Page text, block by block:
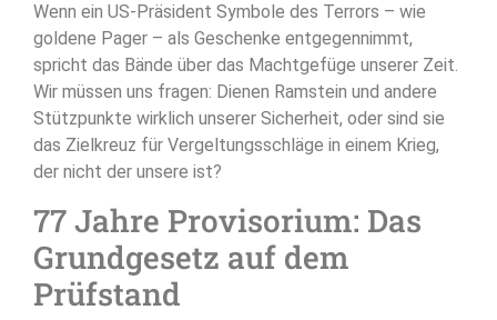
Wenn ein US-Präsident Symbole des Terrors – wie
goldene Pager – als Geschenke entgegennimmt,
spricht das Bände über das Machtgefüge unserer Zeit.
Wir müssen uns fragen: Dienen Ramstein und andere
Stützpunkte wirklich unserer Sicherheit, oder sind sie
das Zielkreuz für Vergeltungsschläge in einem Krieg,
der nicht der unsere ist?
77 Jahre Provisorium: Das
Grundgesetz auf dem
Prüfstand